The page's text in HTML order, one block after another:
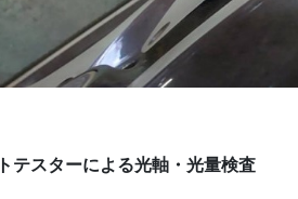
テスターによる光軸・光量検査